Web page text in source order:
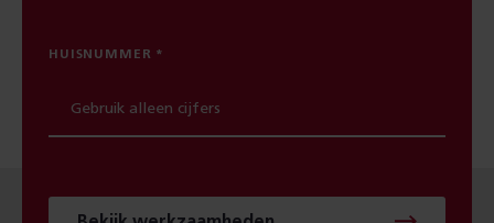
HUISNUMMER